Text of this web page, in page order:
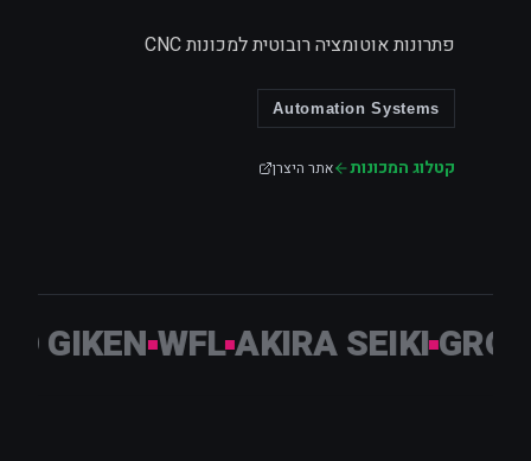
פתרונות אוטומציה רובוטית למכונות CNC
Automation Systems
קטלוג המכונות אתר היצרן
AKIRA SEIKI
WFL
GIKEN